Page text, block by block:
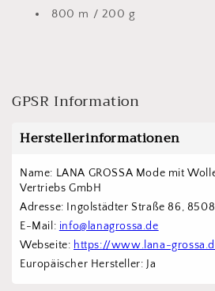
800 m / 200 g
GPSR Information
Herstellerinformationen
Name: LANA GROSSA Mode mit
Vertriebs GmbH
Adresse: Ingolstädter Straße 86,
E-Mail: info@lanagrossa.de
Webseite: https://www.lana-
Europäischer Hersteller: Ja